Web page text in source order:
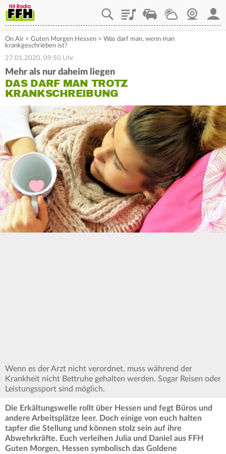
PlaylistStaupilotWetterWebcam
On Air > Guten Morgen Hessen > Was darf man, wenn man
krankgeschrieben ist?
27.01.2020, 09:50 Uhr
Mehr als nur daheim liegen
DAS DARF MAN TROTZ
KRANKSCHREIBUNG
Wenn es der Arzt nicht verordnet, muss während der
Krankheit nicht Bettruhe gehalten werden. Sogar Reisen oder
Leistungssport sind möglich.
Die Erkältungswelle rollt über Hessen und fegt Büros und
andere Arbeitsplätze leer. Doch einige von euch halten
tapfer die Stellung und können stolz sein auf ihre
Abwehrkräfte. Euch verleihen Julia und Daniel aus FFH
Guten Morgen, Hessen symbolisch das Goldene